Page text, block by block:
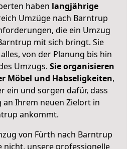
haben langjährige
Umzüge nach Barntrup
die ein Umzug
mit sich bringt. Sie
von der Planung bis hin
Umzugs. Sie organisieren
Möbel und Habseligkeiten,
ein und sorgen dafür, dass
an Ihrem neuen Zielort in
ankommt.
von Fürth nach Barntrup
nicht, unsere professionelle